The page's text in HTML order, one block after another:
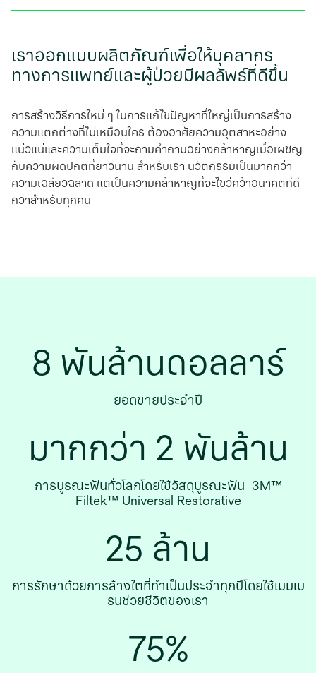
เราออกแบบผลิตภัณฑ์เพื่อให้บุคลากร
ทางการแพทย์และผู้ป่วยมีผลลัพธ์ที่ดีขึ้น
การสร้างวิธีการใหม่ ๆ ในการแก้ไขปัญหาที่ใหญ่เป็นการสร้าง
ความแตกต่างที่ไม่เหมือนใคร ต้องอาศัยความอุตสาหะอย่าง
แน่วแน่และความเต็มใจที่จะถามคําถามอย่างกล้าหาญเมื่อเผชิญ
กับความผิดปกติที่ยาวนาน สําหรับเรา นวัตกรรมเป็นมากกว่า
ความเฉลียวฉลาด แต่เป็นความกล้าหาญที่จะไขว่คว้าอนาคตที่ดี
กว่าสําหรับทุกคน
8 พันล้านดอลลาร์
ยอดขายประจําปี
มากกว่า 2 พันล้าน
การบูรณะฟันทั่วโลกโดยใช้วัสดุบูรณะฟัน 3M™
Filtek™ Universal Restorative
25 ล้าน
การรักษาด้วยการล้างไตที่ทำเป็นประจําทุกปีโดยใช้เมมเบ
รนช่วยชีวิตของเรา
75%